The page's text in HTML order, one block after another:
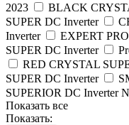
2023
BLACK
SUPER DC Inverter
Inverter
EXPERT
SUPER DC Inverter
RED CRYSTAL
SUPER DC Inverter
SUPERIOR DC Inverter
Показать все
Показать: